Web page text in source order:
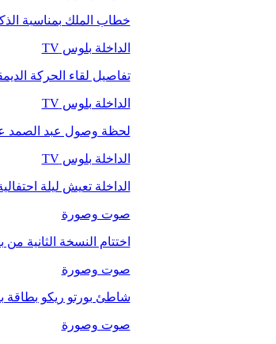
خطاب الملك بمناسبة الذكرى 27 لعيد
الداخلة بلوس TV
تفاصيل لقاء الحركة
الداخلة بلوس TV
لحظة وصول عبد الصمد
الداخلة بلوس TV
الداخلة تعيش ليلة
صوت وصورة
اختتام النسخة الثانية
صوت وصورة
شاطئ بورتو ريكو بطاقة
صوت وصورة